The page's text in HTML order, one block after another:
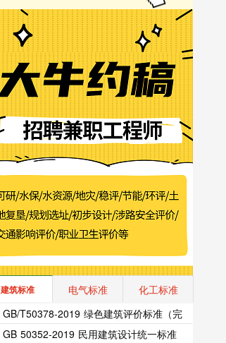
建筑标准 电气标准
化工标准
GB/T50378-2019 绿色建筑评价标准（完
整版）
GB 50352-2019 民用建筑设计统一标准